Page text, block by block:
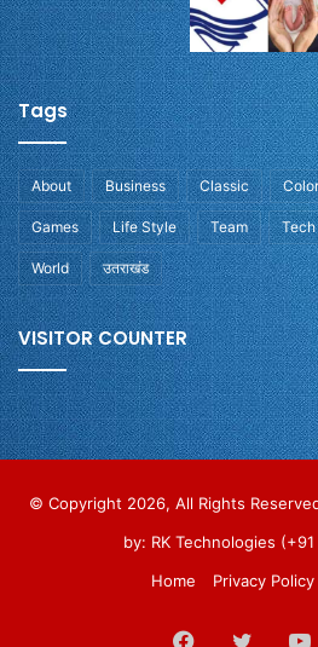
Tags
About Business Classic Color
Games Life Style Team Tech
World उतराखंड
VISITOR COUNTER
© Copyright 2026, All Rights
by: RK Technologies
Home
Privacy Policy
Facebook
Twitter